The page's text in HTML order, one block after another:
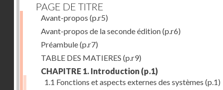
PAGE DE TITRE
Avant-propos (p.r5)
Avant-propos de la seconde édition(p.r6)
Préambule(p.r7)
TABLE DES MATIERES (p.r9)
CHAPITRE 1. Introduction (p.1)
1.1 Fonctions et aspects externes des systèmes (p.1)